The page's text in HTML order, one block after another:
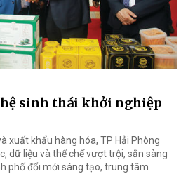
sinh thái khởi nghiệp
xuất khẩu hàng hóa, TP Hải Phòng
dữ liệu và thể chế vượt trội, sẵn sàng
phố đổi mới sáng tạo, trung tâm